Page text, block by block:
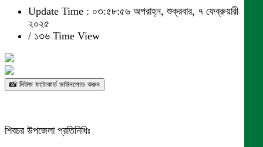
Update Time : ০৩:৫৮:৫৬ অপরাহ্ন, শুক্রবার, ৭ ফেব্রুয়ারী
২০২৫
/ ১৩৬ Time View
📸 নিউজ ফটোকার্ড ডাউনলোড করুন
শিবচর উপজেলা প্রতিনিধিঃ